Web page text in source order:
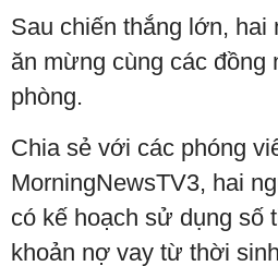
Sau chiến thắng lớn,
ăn mừng cùng các đồng
phòng.
Chia sẻ với các phóng
MorningNewsTV3, hai
có kế hoạch sử dụng số
khoản nợ vay từ thời